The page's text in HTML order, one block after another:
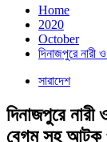
Home
2020
October
দিনাজপুরে নারী
সারাদেশ
দিনাজপুরে নারী
বেগম সহ আটক